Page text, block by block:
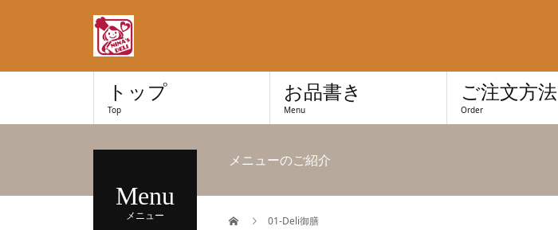
トップ
Top
お品書き
Menu
ご注文方法
Order
Menu
メニュー
メニューのご紹介
01-Deli御膳